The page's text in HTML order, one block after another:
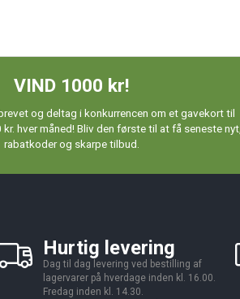
VIND 1000 kr!
og deltag i konkurrencen om et gavekort til
hver måned! Bliv den første til at få seneste nyt,
rabatkoder og skarpe tilbud.
Hurtig levering
Dag til dag levering ved bestilling af
lagervarer på hverdage inden kl. 16.00.
Fredag inden kl. 14.30.